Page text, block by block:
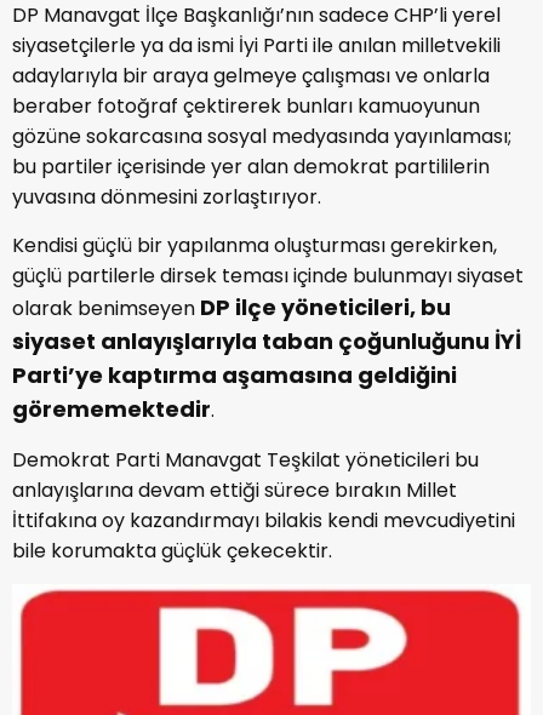
DP Manavgat İlçe Başkanlığı’nın sadece CHP’li yerel
siyasetçilerle ya da ismi İyi Parti ile anılan milletvekili
adaylarıyla bir araya gelmeye çalışması ve onlarla
beraber fotoğraf çektirerek bunları kamuoyunun
gözüne sokarcasına sosyal medyasında yayınlaması;
bu partiler içerisinde yer alan demokrat partililerin
yuvasına dönmesini zorlaştırıyor.
Kendisi güçlü bir yapılanma oluşturması gerekirken,
güçlü partilerle dirsek teması içinde bulunmayı siyaset
olarak benimseyen DP ilçe yöneticileri, bu
siyaset anlayışlarıyla taban çoğunluğunu İYİ
Parti’ye kaptırma aşamasına geldiğini
görememektedir.
Demokrat Parti Manavgat Teşkilat yöneticileri bu
anlayışlarına devam ettiği sürece bırakın Millet
İttifakına oy kazandırmayı bilakis kendi mevcudiyetini
bile korumakta güçlük çekecektir.